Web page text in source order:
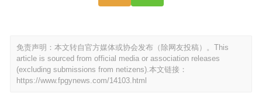
免责声明：本文转自官方媒体或协会发布（除网友投稿）。This
article is sourced from official media or association releases
(excluding submissions from netizens).本文链接：
https://www.fpgynews.com/14103.html